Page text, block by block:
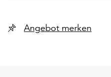
Angebot merken